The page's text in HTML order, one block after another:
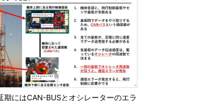
期にはCAN-BUSとオシレーターのエラ